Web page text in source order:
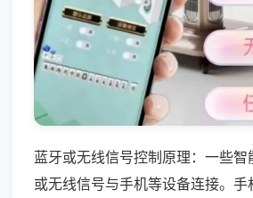
蓝牙或无线信号控制原理：一些智
或无线信号与手机等设备连接。